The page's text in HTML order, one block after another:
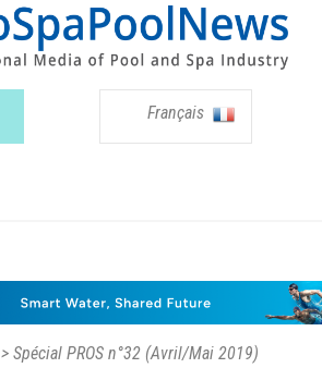
Français
> Spécial PROS n°32 (Avril/Mai 2019)